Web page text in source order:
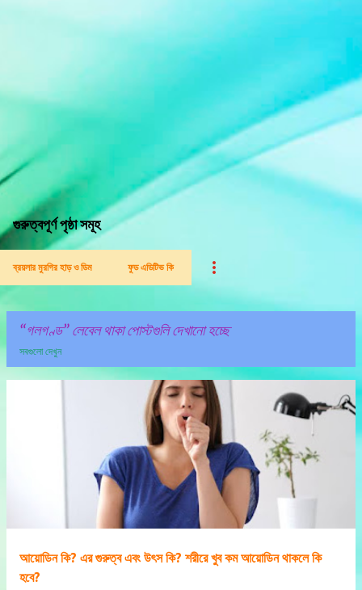
গুরুত্বপূর্ণ পৃষ্ঠা সমূহ
ব্রয়লার মুরগির হাড় ও ডিম ফুড এডিটিভ কি
গলগণ্ড লেবেল থাকা পোস্টগুলি দেখানো হচ্ছে
সবগুলো দেখুন
আয়োডিন কি? এর গুরুত্ব এবং উৎস কি? শরীরে খুব কম আয়োডিন থাকলে কি
হবে?